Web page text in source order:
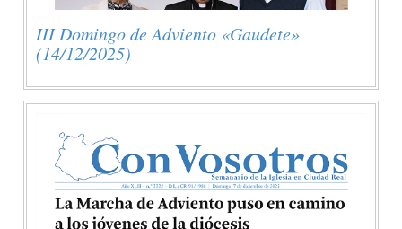
III Domingo de Adviento «Gaudete»
(14/12/2025)